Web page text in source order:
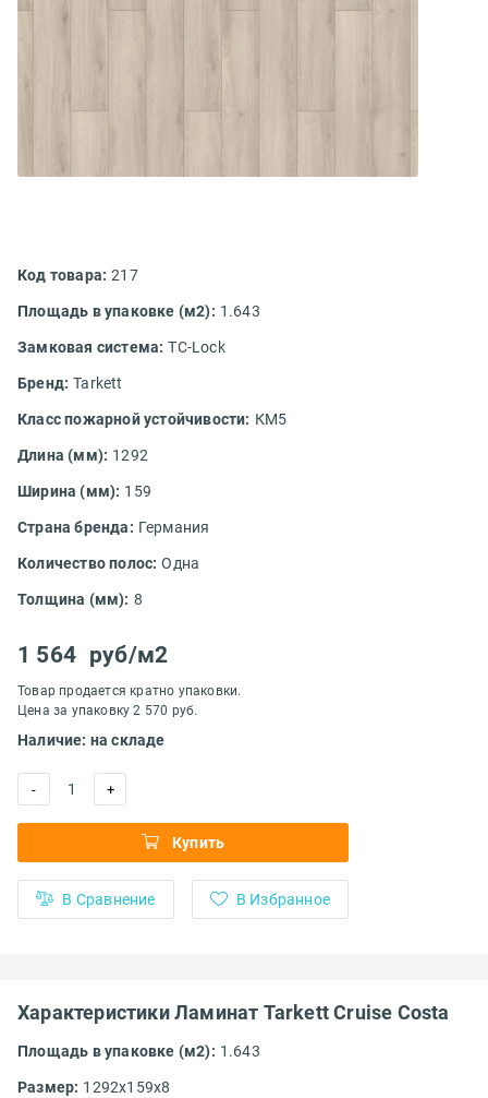
Код товара: 217
Площадь в упаковке (м2): 1.643
Замковая система: TС-Lock
Бренд: Tarkett
Класс пожарной устойчивости: КМ5
Длина (мм): 1292
Ширина (мм): 159
Страна бренда: Германия
Количество полос: Одна
Толщина (мм): 8
1 564 руб/м2
Товар продается кратно упаковки.
Цена за упаковку 2 570 руб.
Наличие: на складе
- 1 +
Купить
В Сравнение В Избранное
Характеристики Ламинат Tarkett Cruise Costa
Площадь в упаковке (м2): 1.643
Размер: 1292x159x8